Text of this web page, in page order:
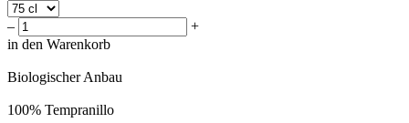
–
+
in den Warenkorb
Biologischer Anbau
100% Tempranillo